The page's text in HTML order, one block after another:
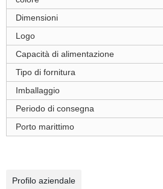
Dimensioni
Logo
Capacità di alimentazione
Tipo di fornitura
Imballaggio
Periodo di consegna
Porto marittimo
Profilo aziendale